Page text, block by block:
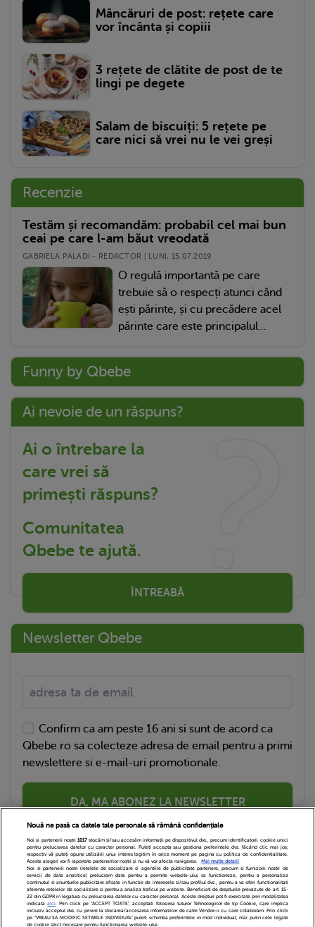
Mâncăruri de post: rețete care
vor încânta și copiii
3 rețete de clătite de post de te
lingi pe degete
Salam de biscuiți: 5 rețete pe
care nici să vrei nu le vei greși
Recenzie
Testăm și recomandăm: probabil cel mai bun
ceai pe care l-am băut vreodată
GABRIELA PALADI - REDACTOR | LUNI, 15.07.2019
O regulă importantă pe care
trebuie să o respecți atunci când
ești părinte, și cu precădere acel
părinte care este principalul...
Funny by Qbebe
Ai nevoie de un răspuns?
Ai o întrebare la
care vrei să
primești răspuns?
Comunitatea
Qbebe te ajută.
ÎNTREABĂ
Newsletter Qbebe
Confirm ca am peste 16 ani si sunt de acord ca
Qbebe.ro sa colecteze adresa de email pentru a primi
newslettere si e-mail-uri promotionale.
DA, MA ABONEZ LA NEWSLETTER
Echipa Editoriala Newsletter Contact
Nouă ne pasă ca datele tale personale să rămână confidențiale
Noi și partenerii noștri 1017stocăm și/sau accesăm informații pe dispozitivul dvs., precum identificatorii cookie unici
pentru prelucrarea datelor cu caracter personal. Puteți accepta sau gestiona preferințele dvs. făcând clic mai jos,
respectiv vă puteți opune utilizării unui interes legitim în orice moment pe pagina cu politica de confidențialitate.
Aceste alegeri vor fi raportate partenerilor noștri și nu vă vor afecta navigarea.
Mai multe detalii
Noi si partenerii nostri (retelele de socializare si agentiile de publicitate partenere, precum si furnizorii nostri de
servicii de date analitice) prelucram date pentru a permite website-ului sa functioneze, pentru a personaliza
continutul si anunturile publicitare afisate in functie de interesele si/sau profilul dvs., pentru a va oferi functionalitati
aferente retelelor de socializare si pentru a analiza traficul pe website. Beneficiati de drepturile prevazute de art. 15-
22 din GDPR in legatura cu prelucrarea datelor cu caracter personal. Aceste drepturi pot fi exercitate prin modalitatea
indicataaici. Prin click pe “ACCEPT TOATE”, acceptati folosirea tuturor Tehnologiilor de tip Cookie, care implica
inclusiv acceptul dvs. cu privire la stocarea/accesarea informatiilor de catre Vendor-ii cu care colaboram. Prin click
pe “VREAU SA MODIFIC SETARILE INDIVIDUAL” puteti schimba preferintele in mod individual, mai putin cele legate
de cookie strict necesare pentru functionarea website-ului.